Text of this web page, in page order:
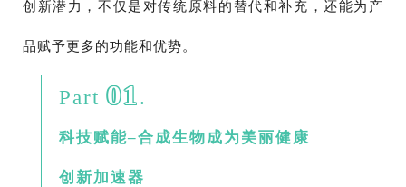
创新潜力，不仅是对传统原料的替代和补充，还能为产
品赋予更多的功能和优势。
Part 01.
科技赋能–合成生物成为美丽健康
创新加速器